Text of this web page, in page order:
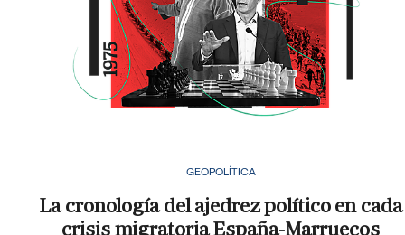
GEOPOLÍTICA
La cronología del ajedrez político en cada
crisis migratoria España-Marruecos